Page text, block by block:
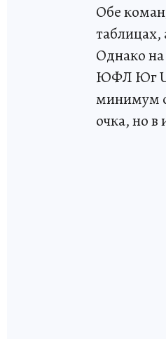
Обе
таблицах,
Однако на
ЮФЛ Юг U-
минимум
очка, но в